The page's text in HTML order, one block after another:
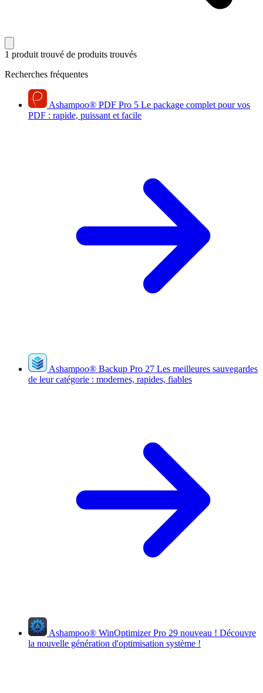
1 produit trouvé de produits trouvés
Recherches fréquentes
Ashampoo® PDF Pro 5 Le package complet pour vos
PDF : rapide, puissant et facile
Ashampoo® Backup Pro 27 Les meilleures sauvegardes
de leur catégorie : modernes, rapides, fiables
Ashampoo® WinOptimizer Pro 29 nouveau ! Découvre
la nouvelle génération d'optimisation système !